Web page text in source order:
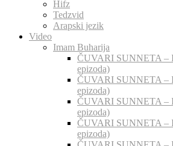
Hifz
Tedzvid
Arapski jezik
Video
Imam Buharija
ČUVARI SUNNETA –
epizoda)
ČUVARI SUNNETA –
epizoda)
ČUVARI SUNNETA –
epizoda)
ČUVARI SUNNETA –
epizoda)